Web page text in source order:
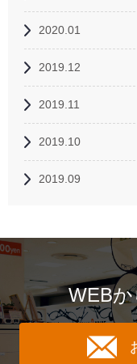
2020.01
2019.12
2019.11
2019.10
2019.09
WEB